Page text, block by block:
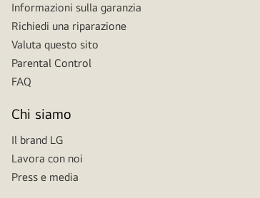
Informazioni sulla garanzia
Richiedi una riparazione
Valuta questo sito
Parental Control
FAQ
Chi siamo
Il brand LG
Lavora con noi
Press e media